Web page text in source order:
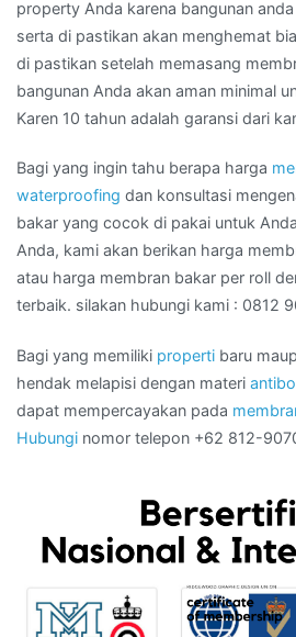
property Anda karena bangunan
serta di pastikan akan menghemat
di pastikan setelah memasang
bangunan Anda akan aman minimal
Karen 10 tahun adalah garansi dari
Bagi yang ingin tahu berapa harga
waterproofing dan konsultasi
bakar yang cocok di pakai untuk
Anda, kami akan berikan harga
atau harga membran bakar per roll
terbaik. silakan hubungi kami : 0812
Bagi yang memiliki properti baru
hendak melapisi dengan materi
dapat mempercayakan pada
Hubungi nomor telepon +62 812-